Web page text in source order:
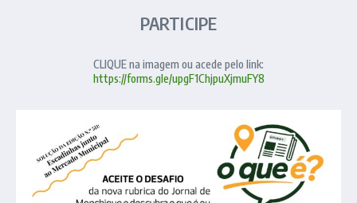
PARTICIPE
CLIQUE na imagem ou acede pelo link:
https://forms.gle/upgF1ChjpuXjmuFY8